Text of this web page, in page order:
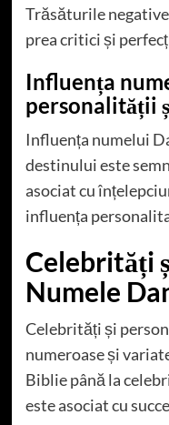
Trăsăturile
prea critici și
Influența
personalității
Influența numelui
destinului este
asociat cu
influența
Celebrități
Numele
Celebrități și
numeroase și
Biblie până la
este asociat cu